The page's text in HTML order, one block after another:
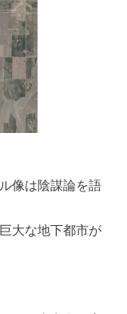
像は陰謀論を語
大な地下都市が